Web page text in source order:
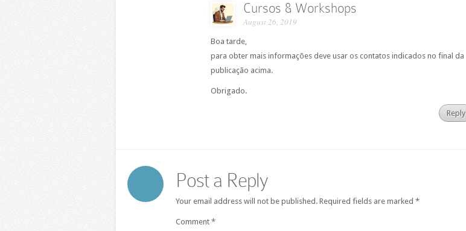
Cursos & Workshops
August 26, 2019
Boa tarde,
para obter mais informações deve usar os contatos indicados no final da
publicação acima.
Obrigado.
Reply
Post a Reply
Your email address will not be published. Required fields are marked *
Comment *